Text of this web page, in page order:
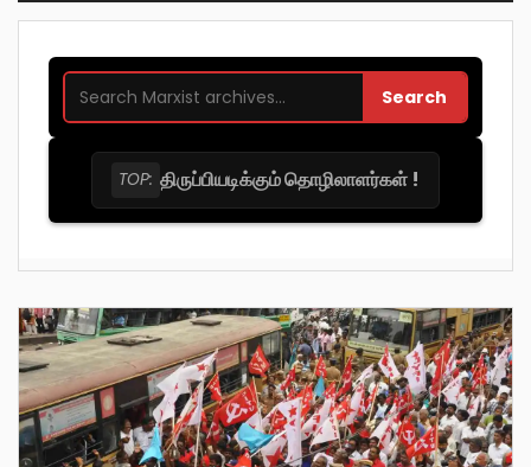
Search
TOP: திருப்பியடிக்கும் தொழிலாளர்கள் !